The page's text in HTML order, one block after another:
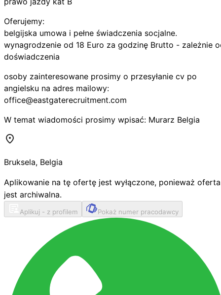
Oferujemy:
belgijska umowa i pełne świadczenia socjalne.
wynagrodzenie od 18 Euro za godzinę Brutto - zależnie
doświadczenia
osoby zainteresowane prosimy o przesyłanie cv po
angielsku na adres mailowy:
office@eastgaterecruitment.com
W temat wiadomości prosimy wpisać: Murarz Belgia
Bruksela, Belgia
Aplikowanie na tę ofertę jest wyłączone, ponieważ oferta
jest archiwalna.
Aplikuj - z profilem Pokaż numer pracodawcy